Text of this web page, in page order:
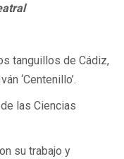
tanguillos de Cádiz,
‘Centenillo’.
las Ciencias
su trabajo y